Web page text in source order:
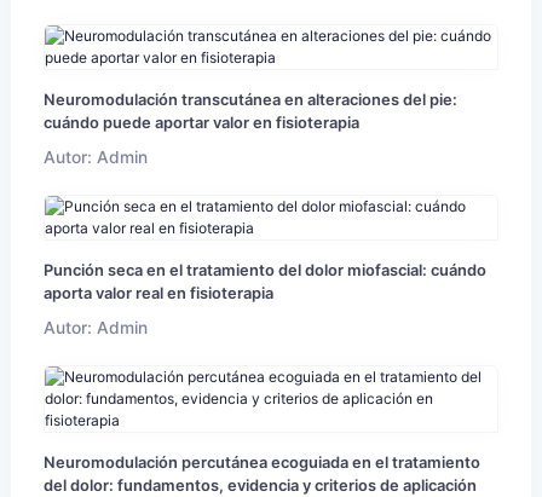
Neuromodulación transcutánea en alteraciones del pie:
cuándo puede aportar valor en fisioterapia
Autor: Admin
Punción seca en el tratamiento del dolor miofascial: cuándo
aporta valor real en fisioterapia
Autor: Admin
Neuromodulación percutánea ecoguiada en el tratamiento
del dolor: fundamentos, evidencia y criterios de aplicación